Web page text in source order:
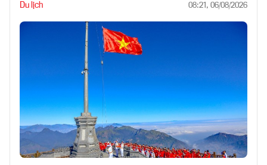
Du lịch 08:21, 06/08/2026